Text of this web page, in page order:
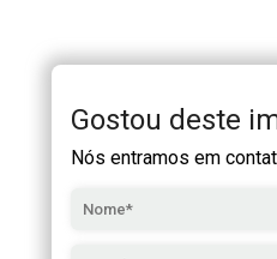
Gostou deste
Nós entramos em